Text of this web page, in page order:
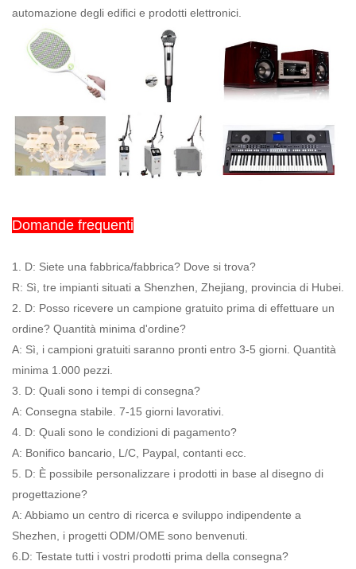
automazione degli edifici e prodotti elettronici.
Domande frequenti
1. D: Siete una fabbrica/fabbrica? Dove si trova?
R: Sì, tre impianti situati a Shenzhen, Zhejiang, provincia di Hubei.
2. D: Posso ricevere un campione gratuito prima di effettuare un
ordine? Quantità minima d'ordine?
A: Sì, i campioni gratuiti saranno pronti entro 3-5 giorni. Quantità
minima 1.000 pezzi.
3. D: Quali sono i tempi di consegna?
A: Consegna stabile. 7-15 giorni lavorativi.
4. D: Quali sono le condizioni di pagamento?
A: Bonifico bancario, L/C, Paypal, contanti ecc.
5. D: È possibile personalizzare i prodotti in base al disegno di
progettazione?
A: Abbiamo un centro di ricerca e sviluppo indipendente a
Shezhen, i progetti ODM/OME sono benvenuti.
6.D: Testate tutti i vostri prodotti prima della consegna?